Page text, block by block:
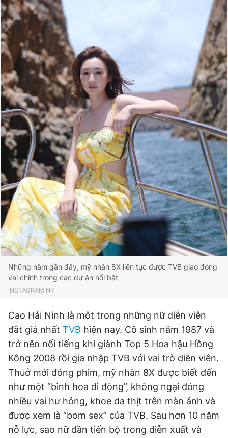
Những năm gần đây, mỹ nhân 8X liên tục được TVB giao đóng
vai chính trong các dự án nổi bật
INSTAGRAM NV
Cao Hải Ninh là một trong những nữ diễn viên
đắt giá nhất TVB hiện nay. Cô sinh năm 1987 và
trở nên nổi tiếng khi giành Top 5 Hoa hậu Hồng
Kông 2008 rồi gia nhập TVB với vai trò diễn viên.
Thuở mới đóng phim, mỹ nhân 8X được biết đến
như một “bình hoa di động”, không ngại đóng
nhiều vai hư hỏng, khoe da thịt trên màn ảnh và
được xem là “bom sex” của TVB. Sau hơn 10 năm
nỗ lực, sao nữ dần tiến bộ trong diễn xuất và